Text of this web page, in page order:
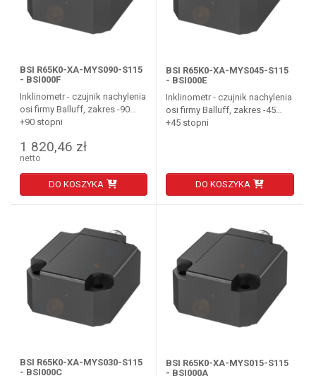
BSI R65K0-XA-MYS090-S115
- BSI000F
Inklinometr - czujnik nachylenia
osi firmy Balluff, zakres -90…
+90 stopni
1 820,46 zł
netto
DO KOSZYKA
BSI R65K0-XA-MYS045-S115
- BSI000E
Inklinometr - czujnik nachylenia
osi firmy Balluff, zakres -45…
+45 stopni
DO KOSZYKA
BSI R65K0-XA-MYS030-S115
- BSI000C
BSI R65K0-XA-MYS015-S115
- BSI000A